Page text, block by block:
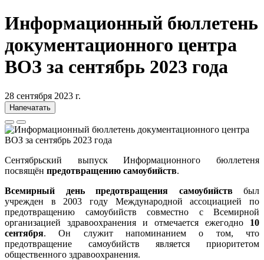
Информационный бюллетень
документационного центра
ВОЗ за сентябрь 2023 года
28 сентября 2023 г.
Напечатать
Сентябрьский выпуск Информационного бюллетеня
посвящён предотвращению самоубийств.
Всемирный день предотвращения самоубийств был
учрежден в 2003 году Международной ассоциацией по
предотвращению самоубийств совместно с Всемирной
организацией здравоохранения и отмечается ежегодно
10
сентября. Он служит напоминанием о том, что
предотвращение самоубийств является приоритетом
общественного здравоохранения.